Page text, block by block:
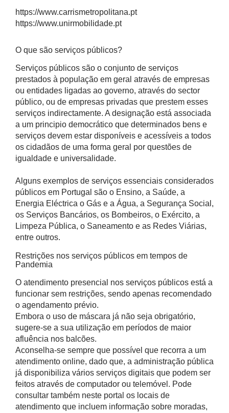
https://www.carrismetropolitana.pt
https://www.unirmobilidade.pt
O que são serviços públicos?
Serviços públicos são o conjunto de serviços
prestados à população em geral através de empresas
ou entidades ligadas ao governo, através do sector
público, ou de empresas privadas que prestem esses
serviços indirectamente. A designação está associada
a um principio democrático que determinados bens e
serviços devem estar disponíveis e acessíveis a todos
os cidadãos de uma forma geral por questões de
igualdade e universalidade.
Alguns exemplos de serviços essenciais considerados
públicos em Portugal são o Ensino, a Saúde, a
Energia Eléctrica o Gás e a Água, a Segurança Social,
os Serviços Bancários, os Bombeiros, o Exército, a
Limpeza Pública, o Saneamento e as Redes Viárias,
entre outros.
Restrições nos serviços públicos em tempos de
Pandemia
O atendimento presencial nos serviços públicos está a
funcionar sem restrições, sendo apenas recomendado
o agendamento prévio.
Embora o uso de máscara já não seja obrigatório,
sugere-se a sua utilização em períodos de maior
afluência nos balcões.
Aconselha-se sempre que possível que recorra a um
atendimento online, dado que, a administração pública
já disponibiliza vários serviços digitais que podem ser
feitos através de computador ou telemóvel. Pode
consultar também neste portal os locais de
atendimento que incluem informação sobre moradas,